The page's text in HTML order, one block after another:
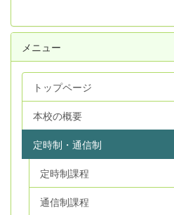
メニュー
トップページ
本校の概要
定時制・通信制
定時制課程
通信制課程